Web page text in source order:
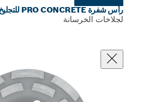
رأس شفرة PRO CONCRETE للتجليخ
لجلاخات الخرسانة